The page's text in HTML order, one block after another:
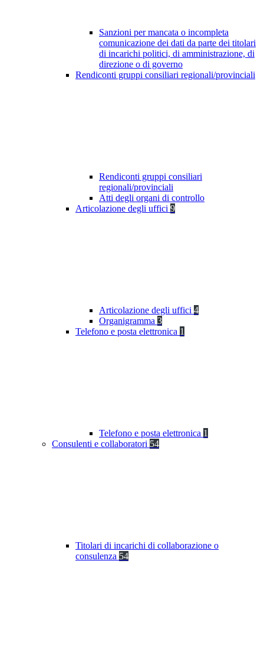
Sanzioni per mancata o incompleta
comunicazione dei dati da parte dei titolari
di incarichi politici, di amministrazione, di
direzione o di governo
Rendiconti gruppi consiliari regionali/provinciali
Rendiconti gruppi consiliari
regionali/provinciali
Atti degli organi di controllo
Articolazione degli uffici 9
Articolazione degli uffici 4
Organigramma 3
Telefono e posta elettronica 1
Telefono e posta elettronica 1
Consulenti e collaboratori 54
Titolari di incarichi di collaborazione o
consulenza 54